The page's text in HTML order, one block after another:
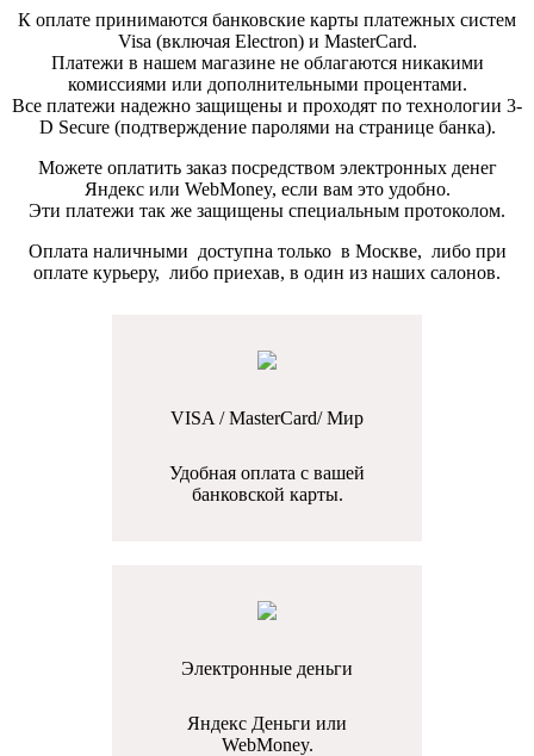
К оплате принимаются банковские карты платежных систем
Visa (включая Electron) и MasterCard.
Платежи в нашем магазине не облагаются никакими
комиссиями или дополнительными процентами.
Все платежи надежно защищены и проходят по технологии 3-
D Secure (подтверждение паролями на странице банка).
Можете оплатить заказ посредством электронных денег
Яндекс или WebMoney, если вам это удобно.
Эти платежи так же защищены специальным протоколом.
Оплата наличными доступна только в Москве, либо при
оплате курьеру, либо приехав, в один из наших салонов.
VISA / MasterCard/ Мир
Удобная оплата с вашей
банковской карты.
Электронные деньги
Яндекс Деньги или
WebMoney.